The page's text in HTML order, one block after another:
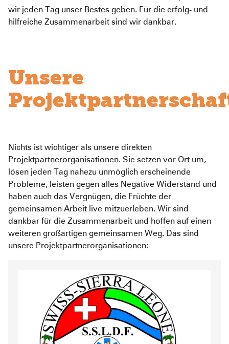
wir jeden Tag unser Bestes geben. Für die erfolg- und
hilfreiche Zusammenarbeit sind wir dankbar.
Unsere
Nichts ist wichtiger als unsere direkten
Projektpartnerorganisationen. Sie setzen vor Ort um,
lösen jeden Tag nahezu unmöglich erscheinende
Probleme, leisten gegen alles Negative Widerstand und
haben auch das Vergnügen, die Früchte der
gemeinsamen Arbeit live mitzuerleben. Wir sind
dankbar für die Zusammenarbeit und hoffen auf einen
weiteren großartigen gemeinsamen Weg. Das sind
unsere Projektpartnerorganisationen: